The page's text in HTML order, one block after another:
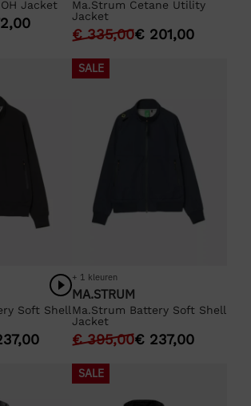
Jacket
Ma.Strum Cetane Utility
Jacket
€335,00€ 201,00
Soft Shell
SALE
+ 1 kleuren
MA.STRUM
Ma.Strum Battery Soft Shell
Jacket
€395,00€ 237,00
SALE